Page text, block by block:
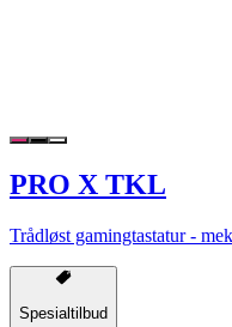
PRO X TKL
Trådløst gamingtastatur -
Spesialtilbud